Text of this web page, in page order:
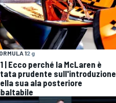
12 g
| Ecco perché la McLaren è
prudente sull'introduzione
sua ala posteriore